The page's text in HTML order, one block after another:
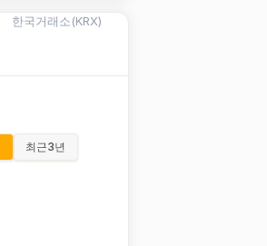
한국거래소(KRX)
최근3년